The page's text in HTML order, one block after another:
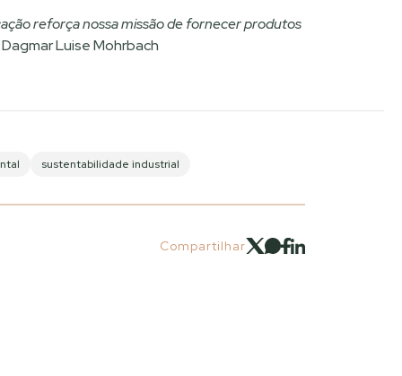
reforça nossa missão de fornecer produtos
Dagmar Luise Mohrbach
sustentabilidade industrial
Compartilhar